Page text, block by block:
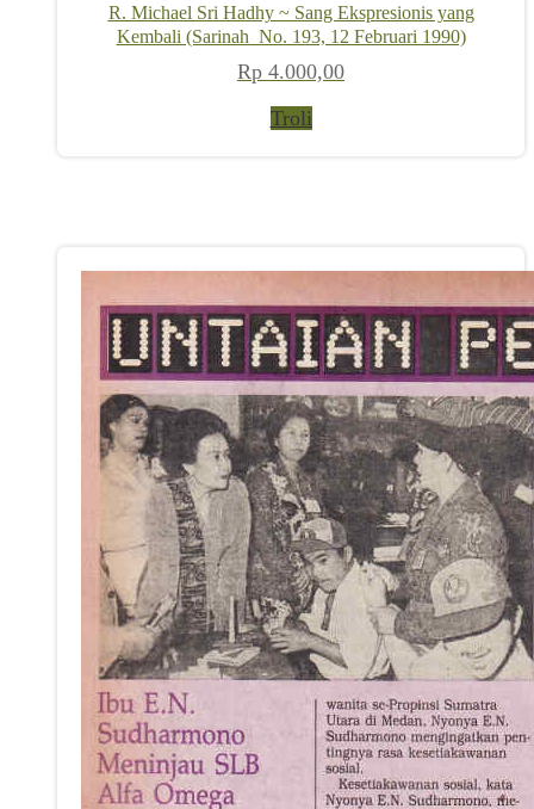
R. Michael Sri Hadhy ~ Sang Ekspresionis yang
Kembali (Sarinah_No. 193, 12 Februari 1990)
Rp 4.000,00
Troli